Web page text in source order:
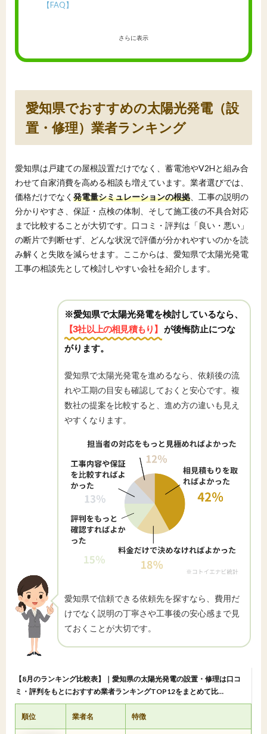
【FAQ】
さらに表示
愛知県でおすすめの太陽光発電（設
置・修理）業者ランキング
愛知県は戸建ての屋根設置だけでなく、蓄電池やV2Hと組み合
わせて自家消費を高める相談も増えています。業者選びでは、
価格だけでなく 発電量シミュレーションの根拠、工事の説明の
分かりやすさ、保証・点検の体制、そして施工後の不具合対応
まで比較することが大切です。口コミ・評判は「良い・悪い」
の断片で判断せず、どんな状況で評価が分かれやすいのかを読
み解くと失敗を減らせます。ここからは、愛知県で太陽光発電
工事の相談先として検討しやすい会社を紹介します。
※愛知県で太陽光発電を検討しているなら、
【3社以上の相見積もり】
が後悔防止につな
がります。
愛知県で太陽光発電を進めるなら、依頼後の流
れや工期の目安も確認しておくと安心です。複
数社の提案を比較すると、進め方の違いも見え
やすくなります。
愛知県で信頼できる依頼先を探すなら、費用だ
けでなく説明の丁寧さや工事後の安心感まで見
ておくことが大切です。
【8月のランキング比較表】｜愛知県の太陽光発電の設置・修理は口コ
ミ・評判をもとにおすすめ業者ランキングTOP12をまとめて比…
順位 業者名 特徴